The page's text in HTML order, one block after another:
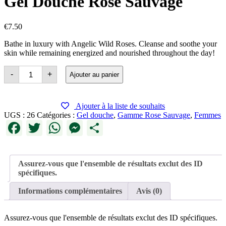
€7.50
Bathe in luxury with Angelic Wild Roses. Cleanse and soothe your
skin while remaining energized and nourished throughout the day!
-
quantité
Wild
+ Ajouter au panier
Ajouter à la liste de souhaits
UGS : 26 Catégories : Gel douche, Gamme Rose Sauvage, Femmes
Facebook
TwitterWhatsApp
Messenger
Assurez-vous que l'ensemble de résultats exclut des ID
spécifiques.
Informations complémentaires Avis (0)
Assurez-vous que l'ensemble de résultats exclut des ID spécifiques.